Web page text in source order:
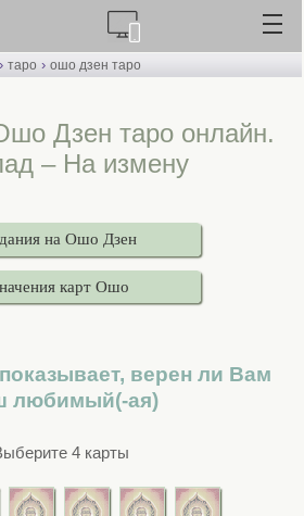
› таро › ошо дзен таро
Дзен таро онлайн.
– На измену
на Ошо Дзен
карт Ошо
верен ли Вам
любимый(-ая)
4 карты